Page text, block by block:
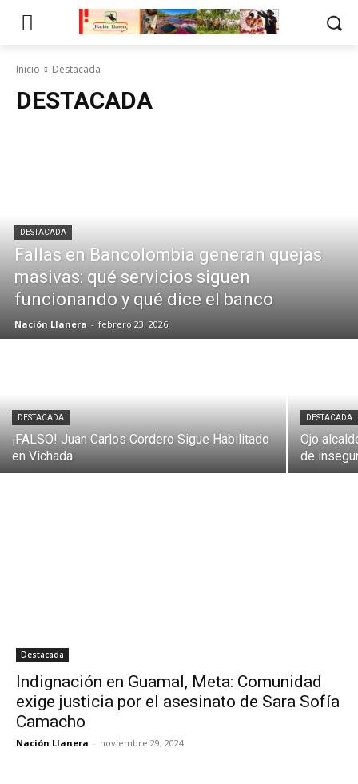
Inicio Destacada
DESTACADA
DESTACADA
Fallas en Bancolombia generan quejas
masivas: qué servicios siguen
funcionando y qué dice el banco
Nación Llanera - febrero 23, 2026
DESTACADA
¡FALSO! Juan Carlos Cordero Sigue Habilitado
en Vichada
DESTACADA
Ojo
de
Destacada
Indignación en Guamal, Meta: Comunidad
exige justicia por el asesinato de Sara Sofía
Camacho
Nación Llanera - noviembre 29, 2024